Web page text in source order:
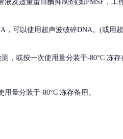
液及适量蛋白酶抑制剂(如PMSF，
，可以使用超声波破碎DNA。(或用
，或按一次使用量分装于-80°C 冻存
量分装于-80°C 冻存备用。